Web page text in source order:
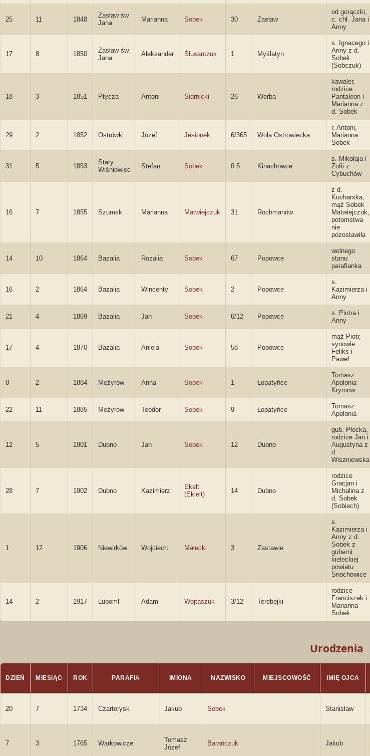
25 11 1848
Zasław św.
Jana
Marianna Sobek 30 Zasław
od gorączki,
c. chł. Jana i
Anny
17 8 1850
Zasław św.
Jana
Aleksander Ślusarczuk 1 Myślatyn
s. Ignacego i
Anny z d.
Sobek
(Sobczuk)
18 3 1851 Ptycza Antoni Siarnicki 26 Werba
kawaler,
rodzice
Pantaleon i
Marianna z
d. Sobek
29 2 1852 Ostrówki Józef Jesionek 6/365 Wola Ostrowiecka
r. Antoni,
Marianna
Sobek
31 5 1853
Stary
Wiśniowiec
Stefan Sobek 0.5 Kinachowce
s. Mikołaja i
Zofii z
Cybuchów
16 7 1855 Szumsk Marianna Matwiejczuk 31 Rochmanów
z d.
Kucharska,
mąż Sobek
Matwiejczuk,
potomstwa
nie
pozostawiła
14 10 1864 Bazalia Rozalia Sobek 67 Popowce
wolnego
stanu
parafianka
16 2 1864 Bazalia Wincenty Sobek 2 Popowce
s.
Kazimierza i
Anny
21 4 1869 Bazalia Jan Sobek 6/12 Popowce
s. Piotra i
Anny
17 4 1870 Bazalia Aniela Sobek 58 Popowce
mąż Piotr,
synowie
Feliks i
Paweł
8 2 1884 Meżyrów Anna Sobek 1 Łopatyńce
Tomasz
Apolonia
Krymow
22 11 1885 Meżyrów Teodor Sobek 9 Łopatyńce
Tomasz
Apolonia
12 5 1901 Dubno Jan Sobek 12 Dubno
gub. Płocka,
rodzice Jan i
Augustyna z
d.
Wiszniewska
28 7 1902 Dubno Kazimierz
Ekelt
(Ekielt)
14 Dubno
rodzice
Gracjan i
Michalina z
d. Sobek
(Sobiech)
1 12 1906 Niewirków Wojciech Małecki 3 Zastawie
s.
Kazimierza i
Anny z d.
Sobek z
guberni
kieleckiej
powiatu
Snochowice
14 2 1917 Luboml Adam Wojtaszuk 3/12 Terebejki
rodzice
Franciszek i
Marianna
Sobek
Urodzenia
DZIEŃ MIESIĄC ROK PARAFIA IMIONA NAZWISKO MIEJSCOWOŚĆ IMIĘ OJCA
20 7 1734 Czartorysk Jakub Sobek Stanisław
7 3 1765 Warkowicze
Tomasz
Józef
Barańczuk Jakub